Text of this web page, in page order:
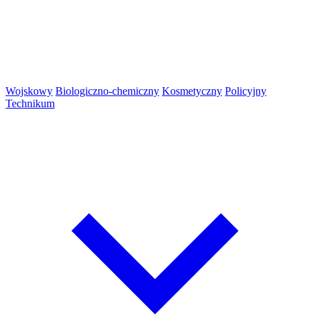
Wojskowy Biologiczno-chemiczny Kosmetyczny Policyjny
Technikum